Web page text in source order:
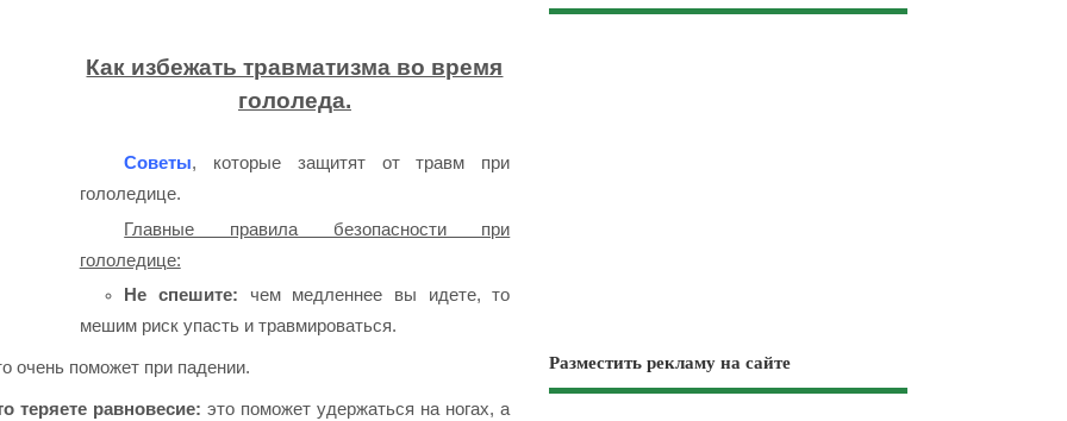
Как избежать травматизма во время
гололеда.
Советы, которые защитят от травм при
гололедице.
Главные правила безопасности при
гололедице:
Не спешите: чем медленнее вы идете, то
мешим риск упасть и травмироваться.
очень поможет при падении.
теряете равновесие: это поможет удержаться на ногах, а
Разместить рекламу на сайте